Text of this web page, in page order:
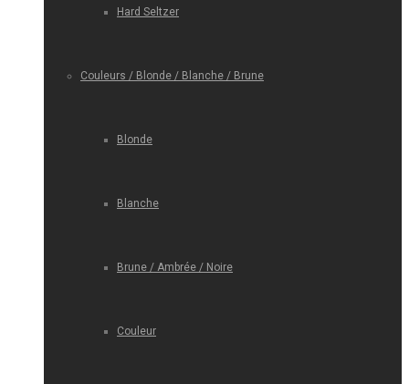
Hard Seltzer
Couleurs / Blonde / Blanche / Brune
Blonde
Blanche
Brune / Ambrée / Noire
Couleur